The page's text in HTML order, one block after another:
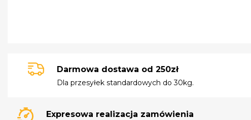
Darmowa dostawa od 250zł
Dla przesyłek standardowych do 30kg.
Expresowa realizacja zamówienia